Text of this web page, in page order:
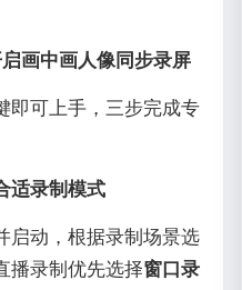
画中画人像同步录屏
即可上手，三步完成专
适录制模式
启动，根据录制场景选
播录制优先选择窗口录